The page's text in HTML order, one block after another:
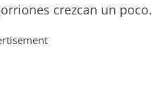
crezcan un poco.